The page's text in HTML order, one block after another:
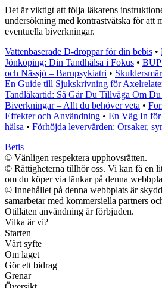
Det är viktigt att följa läkarens
undersökning med kontrastvätska för att
eventuella biverkningar.
Vattenbaserade D-droppar för din bebis •
Jönköping: Din Tandhälsa i Fokus •
och Nässjö – Barnpsykiatri •
En Guide till Sjukskrivning för
Tandläkartid: Så Går Du Tillväga Om
Biverkningar – Allt du behöver veta •
Effekter och Användning • En Väg In för
hälsa • Förhöjda levervärden: Orsaker,
Betis
© Vänligen respektera upphovsrätten.
© Rättigheterna tillhör oss. Vi kan få en
om du köper via länkar på denna
© Innehållet på denna webbplats är
samarbetar med kommersiella partners
Otillåten användning är förbjuden.
Vilka är vi?
Starten
Vårt syfte
Om laget
Gör ett bidrag
Grenar